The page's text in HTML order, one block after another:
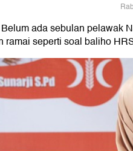
ada sebulan pelawak
ramai seperti soal baliho